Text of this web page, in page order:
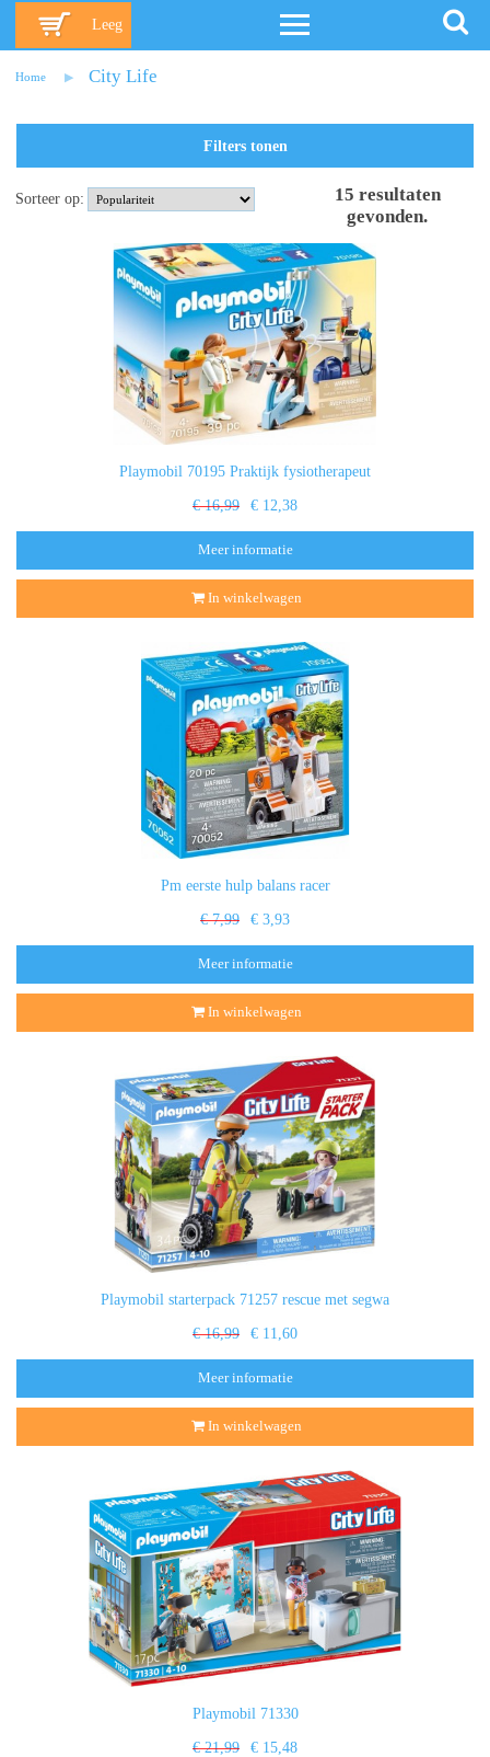
Leeg
Home City Life
Filters tonen
Sorteer op: 15 resultaten
gevonden.
Playmobil 70195 Praktijk fysiotherapeut
€ 16,99 € 12,38
Meer informatie
In winkelwagen
Pm eerste hulp balans racer
€ 7,99 € 3,93
Meer informatie
In winkelwagen
Playmobil starterpack 71257 rescue met segwa
€ 16,99 € 11,60
Meer informatie
In winkelwagen
Playmobil 71330
€ 21,99 € 15,48